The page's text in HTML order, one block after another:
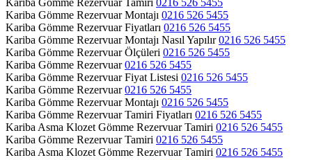
Kariba Gömme Rezervuar Tamiri 0216 526 5455
Kariba Gömme Rezervuar Montajı 0216 526 5455
Kariba Gömme Rezervuar Fiyatları 0216 526 5455
Kariba Gömme Rezervuar Montajı Nasıl Yapılır0216 526 5455
Kariba Gömme Rezervuar Ölçüleri 0216 526 5455
Kariba Gömme Rezervuar0216 526 5455
Kariba Gömme Rezervuar Fiyat Listesi 0216 526 5455
Kariba Gömme Rezervuar0216 526 5455
Kariba Gömme Rezervuar Montajı 0216 526 5455
Kariba Gömme Rezervuar Tamiri Fiyatları 0216 526 5455
Kariba Asma Klozet Gömme Rezervuar Tamiri 0216 526 5455
Kariba Gömme Rezervuar Tamiri 0216 526 5455
Kariba Asma Klozet Gömme Rezervuar Tamiri 0216 526 5455